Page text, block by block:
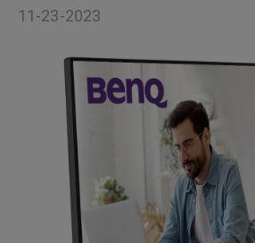
11-23-2023